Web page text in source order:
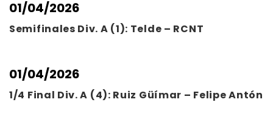
01/04/2026
Semifinales Div. A (1): Telde – RCNT
01/04/2026
1/4 Final Div. A (4): Ruiz Güímar – Felipe Antón